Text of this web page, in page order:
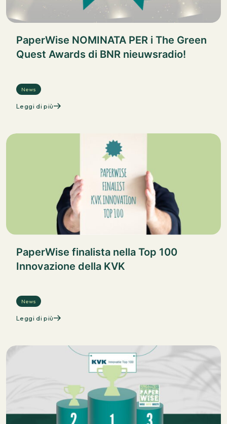
PaperWise NOMINATA PER i The Green
Quest Awards di BNR nieuwsradio!
News
Leggi di più
PaperWise finalista nella Top 100
Innovazione della KVK
News
Leggi di più